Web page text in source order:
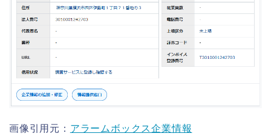
画像引用元： アラームボックス企業情報